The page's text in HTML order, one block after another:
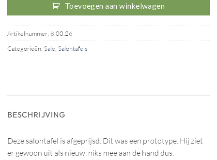
Toevoegen aan winkelwagen
Artikelnummer: 8.00.26
Categorieën: Sale Salontafels
BESCHRIJVING
Deze salontafel is afgeprijsd. Dit was een prototype. Hij ziet
er gewoon uit als nieuw, niks mee aan de hand dus.